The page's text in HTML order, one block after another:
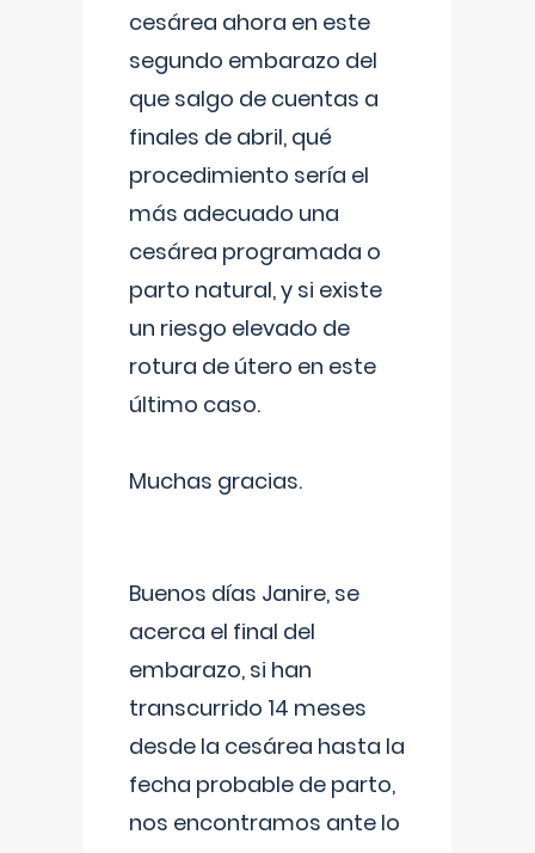
cesárea ahora en este
segundo embarazo del
que salgo de cuentas a
finales de abril, qué
procedimiento sería el
más adecuado una
cesárea programada o
parto natural, y si existe
un riesgo elevado de
rotura de útero en este
último caso.
Muchas gracias.
Buenos días Janire, se
acerca el final del
embarazo, si han
transcurrido 14 meses
desde la cesárea hasta la
fecha probable de parto,
nos encontramos ante lo